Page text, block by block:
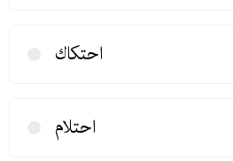
احتكاك
احتلام